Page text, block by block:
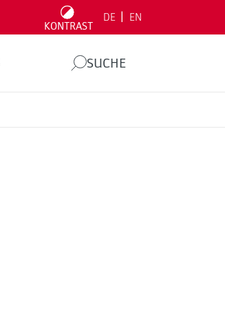
KONTRAST
DE EN
SUCHE